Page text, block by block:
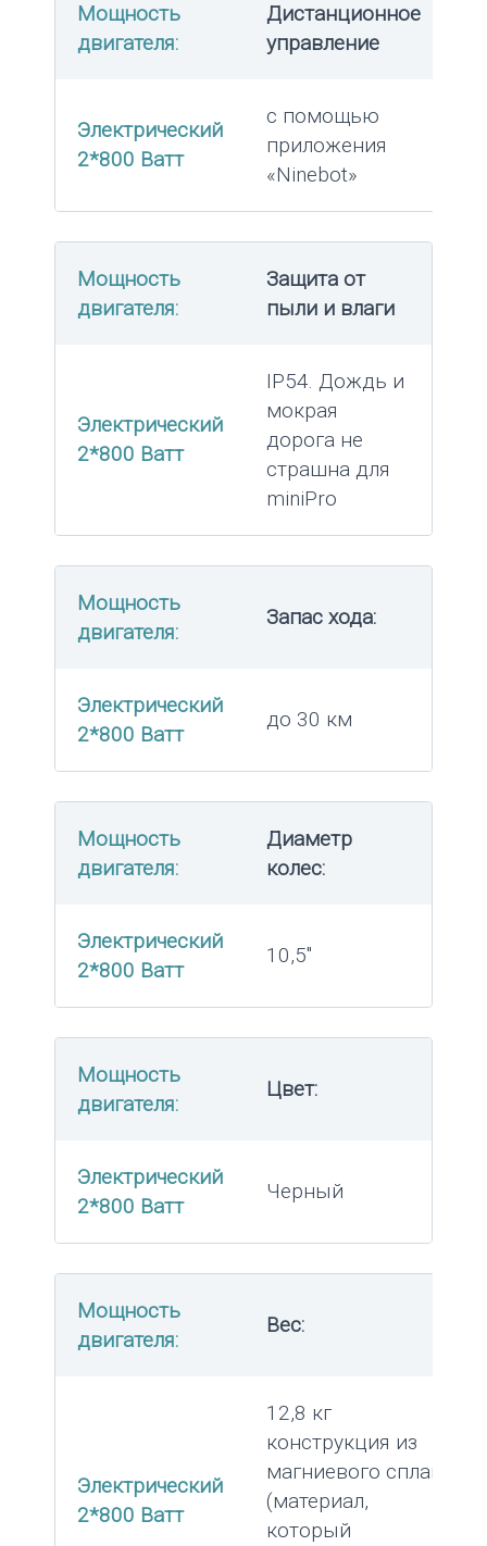
Мощность
двигателя:
Дистанционное
управление
Электрический
2*800 Ватт
с помощью
приложения
«Ninebot»
Мощность
двигателя:
Защита от
пыли и влаги
Электрический
2*800 Ватт
IP54. Дождь и
мокрая
дорога не
страшна для
miniPro
Мощность
двигателя:
Запас хода:
Электрический
2*800 Ватт
до 30 км
Мощность
двигателя:
Диаметр
колес:
Электрический
2*800 Ватт
10,5″
Мощность
двигателя:
Цвет:
Электрический
2*800 Ватт
Черный
Мощность
двигателя:
Вес:
Электрический
2*800 Ватт
12,8 кг
конструкция из
магниевого сплава
(материал,
который